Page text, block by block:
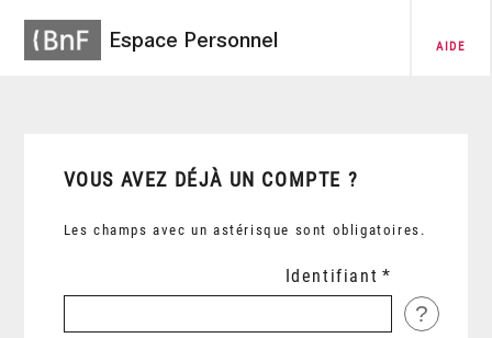
Espace Personnel AIDE
VOUS AVEZ DÉJÀ UN COMPTE ?
Les champs avec un astérisque sont obligatoires.
Identifiant
?